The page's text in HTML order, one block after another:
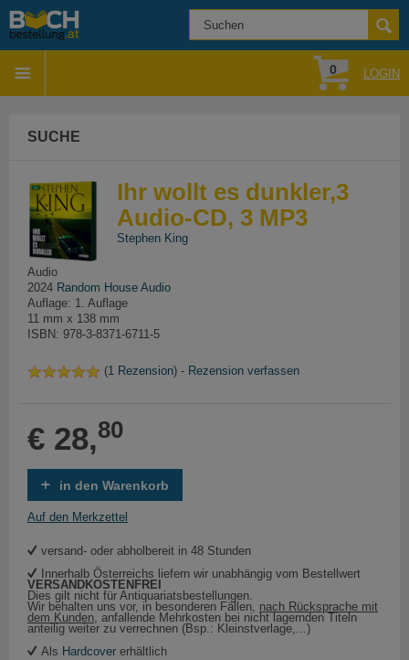
0 LOGIN
SUCHE
Ihr wollt es dunkler,3
Audio-CD, 3 MP3
Stephen King
Audio
2024 Random House Audio
Auflage: 1. Auflage
11 mm x 138 mm
ISBN: 978-3-8371-6711-5
(1 Rezension) - Rezension verfassen
€ 28,80
in den Warenkorb
Auf den Merkzettel
versand- oder abholbereit in 48 Stunden
Innerhalb Österreichs liefern wir unabhängig vom Bestellwert
VERSANDKOSTENFREI
Dies gilt nicht für Antiquariatsbestellungen.
Wir behalten uns vor, in besonderen Fällen, nach Rücksprache mit
dem Kunden, anfallende Mehrkosten bei nicht lagernden Titeln
anteilig weiter zu verrechnen (Bsp.: Kleinstverlage,...)
Als Hardcover erhältlich